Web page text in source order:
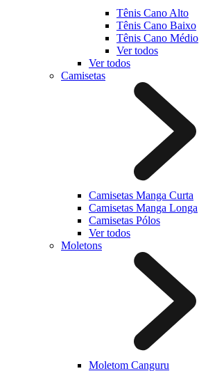
Tênis Cano Alto
Tênis Cano Baixo
Tênis Cano Médio
Ver todos
Ver todos
Camisetas
Camisetas Manga Curta
Camisetas Manga Longa
Camisetas Pólos
Ver todos
Moletons
Moletom Canguru